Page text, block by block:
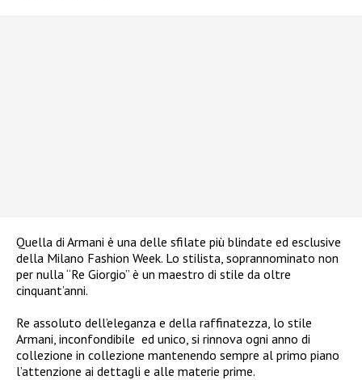
Quella di Armani è una delle sfilate più blindate ed esclusive
della Milano Fashion Week. Lo stilista, soprannominato non
per nulla “Re Giorgio” è un maestro di stile da oltre
cinquant’anni.
Re assoluto dell’eleganza e della raffinatezza, lo stile
Armani, inconfondibile ed unico, si rinnova ogni anno di
collezione in collezione mantenendo sempre al primo piano
l’attenzione ai dettagli e alle materie prime.